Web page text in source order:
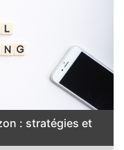
: stratégies et